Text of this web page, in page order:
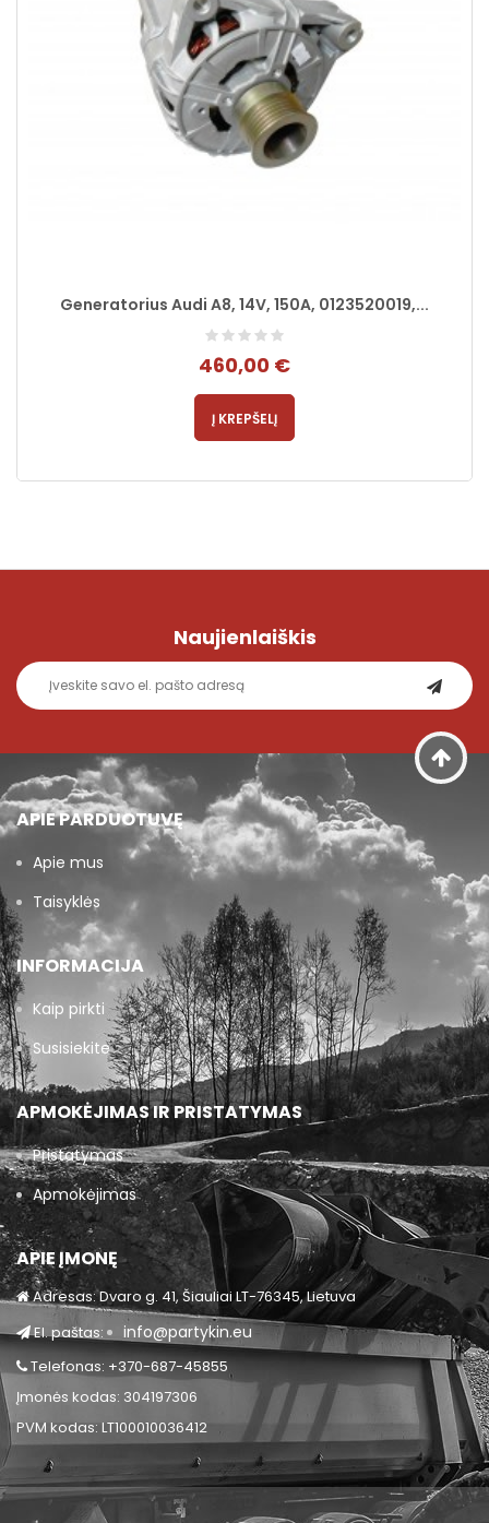
Generatorius Audi A8, 14V, 150A, 0123520019,...
460,00 €
Į KREPŠELĮ
Naujienlaiškis
APIE PARDUOTUVĘ
Apie mus
Taisyklės
INFORMACIJA
Kaip pirkti
Susisiekite
APMOKĖJIMAS IR PRISTATYMAS
Pristatymas
Apmokėjimas
APIE ĮMONĘ
Adresas: Dvaro g. 41, Šiauliai LT-76345, Lietuva
El. paštas:
info@partykin.eu
Telefonas: +370-687-45855
Įmonės kodas: 304197306
PVM kodas: LT100010036412